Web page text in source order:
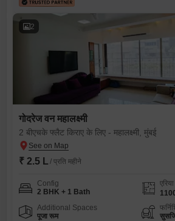
2
गोदरेज वन महालक्ष्मी
2 बीएचके फ्लैट किराए के लिए - महालक्ष्मी, मुंबई
₹ 2.5 L / प्रति महीने
Config
2 BHK + 1 Bath
एरिया
Additional Spaces
पूजा रूम